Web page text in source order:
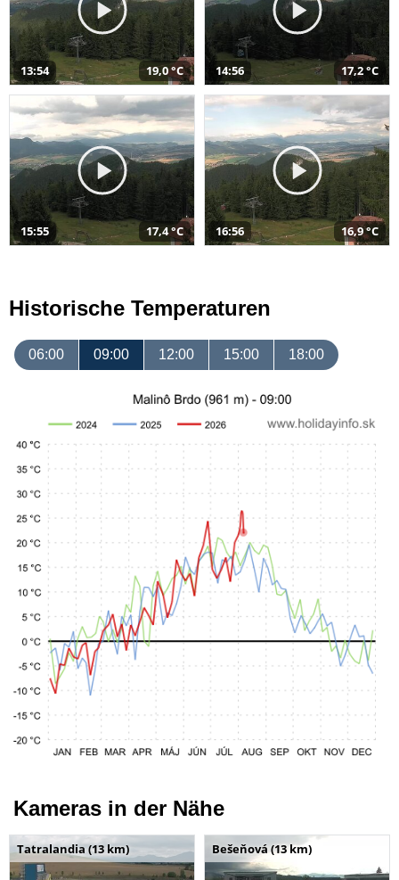
13:54 19,0 °C 14:56 17,2 °C
15:55 17,4 °C 16:56 16,9 °C
Historische Temperaturen
06:00 09:00 12:00 15:00 18:00
Kameras in der Nähe
Tatralandia (13 km) Bešeňová (13 km)